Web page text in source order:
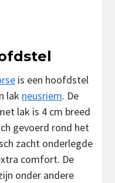
is een hoofdstel
lak neusriem. De
lak is 4 cm breed
gevoerd rond het
zacht onderlegde
comfort. De
onder andere